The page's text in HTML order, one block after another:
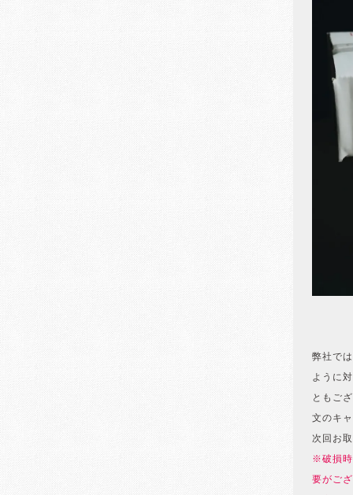
弊社で
ように
ともご
文のキ
次回お
※破損時
要がご